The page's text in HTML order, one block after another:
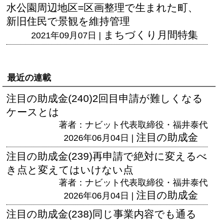
水公園周辺地区=区画整理で生まれた町、
新旧住民で景観を維持管理
2021年09月07日 | まちづくり月間特集
最近の連載
注目の助成金(240)2回目申請が難しくなる
ケースとは
著者：ナビット代表取締役・福井泰代
2026年06月04日 | 注目の助成金
注目の助成金(239)再申請で絶対に変えるべ
き点と変えてはいけない点
著者：ナビット代表取締役・福井泰代
2026年06月04日 | 注目の助成金
注目の助成金(238)同じ事業内容でも通る